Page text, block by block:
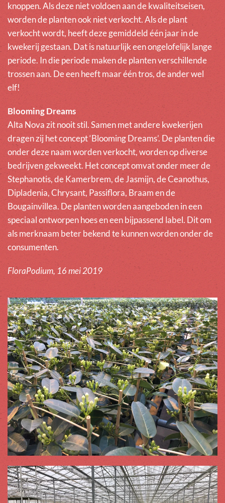
knoppen. Als deze niet voldoen aan de kwaliteitseisen,
worden de planten ook niet verkocht. Als de plant
verkocht wordt, heeft deze gemiddeld één jaar in de
kwekerij gestaan. Dat is natuurlijk een ongelofelijk lange
periode. In die periode maken de planten verschillende
trossen aan. De een heeft maar één tros, de ander wel
elf!
Blooming Dreams
Alta Nova zit nooit stil. Samen met andere kwekerijen
dragen zij het concept ‘Blooming Dreams’. De planten die
onder deze naam worden verkocht, worden op diverse
bedrijven gekweekt. Het concept omvat onder meer de
Stephanotis, de Kamerbrem, de Jasmijn, de Ceanothus,
Dipladenia, Chrysant, Passiflora, Braam en de
Bougainvillea. De planten worden aangeboden in een
speciaal ontworpen hoes en een bijpassend label. Dit om
als merknaam beter bekend te kunnen worden onder de
consumenten.
FloraPodium, 16 mei 2019